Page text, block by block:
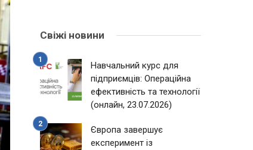
Свіжі новини
Навчальний курс для
підприємців: Операційна
ефективність та технології
(онлайн, 23.07.2026)
Європа завершує
експеримент із